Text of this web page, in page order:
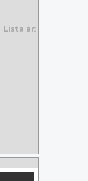
Lista ár: